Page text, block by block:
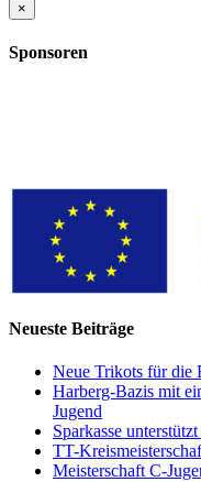
Close
product
view
×
Sponsoren
Neueste Beiträge
Neue Trikots für die
Harberg-Bazis mit
Jugend
Sparkasse
TT-
Meisterschaft C-